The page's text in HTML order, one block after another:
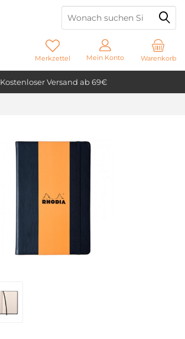
Kostenloser Versand ab 69€
Warenkorb
Merkzettel Mein Konto